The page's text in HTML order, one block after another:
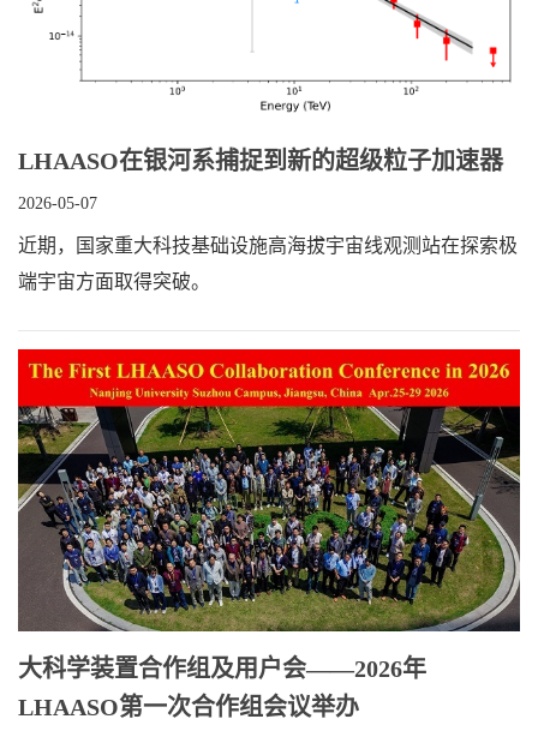
LHAASO在银河系捕捉到新的超级粒子加速器
2026-05-07
近期，国家重大科技基础设施高海拔宇宙线观测站在探索极
端宇宙方面取得突破。
大科学装置合作组及用户会——2026年
LHAASO第一次合作组会议举办